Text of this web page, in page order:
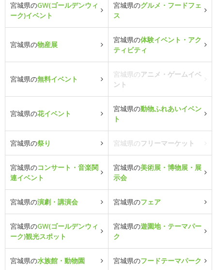
宮城県のGW(ゴールデンウィ
ーク)イベント
宮城県のグルメ・フードフェ
ス
宮城県の物産展
宮城県の体験イベント・アク
ティビティ
宮城県の無料イベント
宮城県のアニメ・ゲームイベ
ント
宮城県の花イベント
宮城県の動物ふれあいイベン
ト
宮城県の祭り 宮城県のフリーマーケット
宮城県のコンサート・音楽関
連イベント
宮城県の美術展・博物展・展
示会
宮城県の演劇・講演会 宮城県のフェア
宮城県のGW(ゴールデンウィ
ーク)観光スポット
宮城県の遊園地・テーマパー
ク
宮城県の水族館・動物園 宮城県のフードテーマパーク